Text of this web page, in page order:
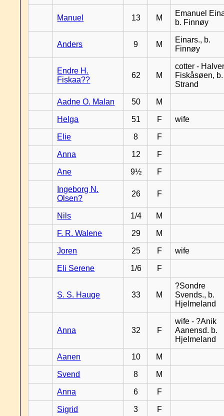
Manuel 13 M
Emanuel
b. Finnøy
Anders 9 M
Einars., b.
Finnøy
Endre H.
Fiskaa??
62 M
cotter -
Fiskåsøen, b.
Strand
Aadne O. Malan 50 M
Helga 51 F wife
Elie 8 F
Anna 12 F
Ane 9½ F
Ingeborg N.
Olsen?
26 F
Nils 1/4 M
F. R. Walene 29 M
Joren 25 F wife
Eli Serene 1/6 F
S. S. Hauge 33 M
?Sondre
Svends., b.
Hjelmeland
Anna 32 F
wife - ?Anik
Aanensd. b.
Hjelmeland
Aanen 10 M
Svend 8 M
Anna 6 F
Sigrid 3 F